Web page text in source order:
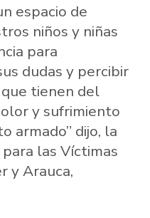
espacio de
niños y niñas
para
dudas y percibir
tienen del
y sufrimiento
armado” dijo, la
las Víctimas
y Arauca,